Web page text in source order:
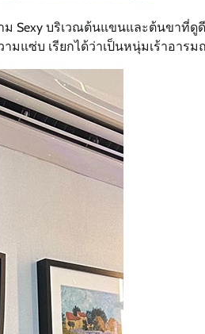
Sexy บริเวณต้นแขนและต้นขาที่ดู
มแซ่บ เรียกได้ว่าเป็นหนุ่มเร้าอารม